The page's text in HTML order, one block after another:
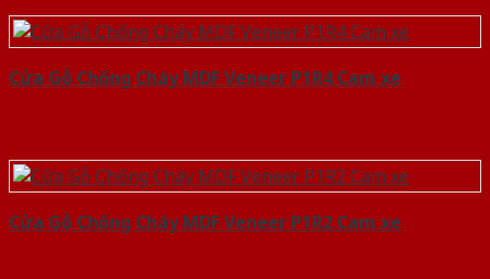
Cửa Gỗ Chống Cháy MDF Veneer P1R4 Cam xe
Cửa Gỗ Chống Cháy MDF Veneer P1R2 Cam xe